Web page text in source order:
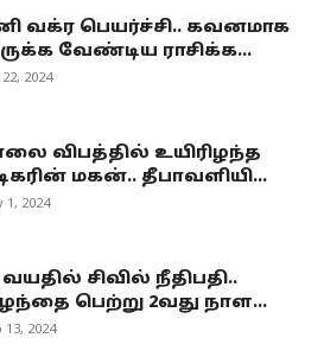
வக்ர பெயர்ச்சி.. கவனமாக
வேண்டிய ராசிக்க...
2024
விபத்தில் உயிரிழந்த
மகன்.. தீபாவளியி...
1, 2024
வயதில் சிவில் நீதிபதி..
பெற்று 2வது நாள...
13, 2024